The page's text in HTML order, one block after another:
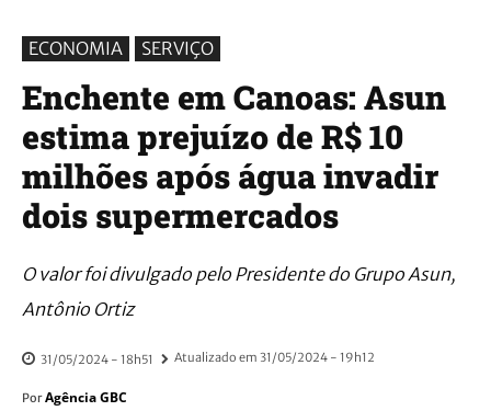
ECONOMIA SERVIÇO
Enchente em Canoas: Asun
estima prejuízo de R$ 10
milhões após água invadir
dois supermercados
O valor foi divulgado pelo Presidente do Grupo Asun,
Antônio Ortiz
31/05/2024 - 18h51 Atualizado em 31/05/2024 - 19h12
Por Agência GBC